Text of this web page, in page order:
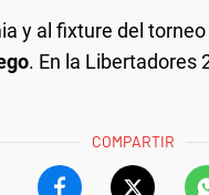
y al fixture del
. En la Libertadores
COMPARTIR